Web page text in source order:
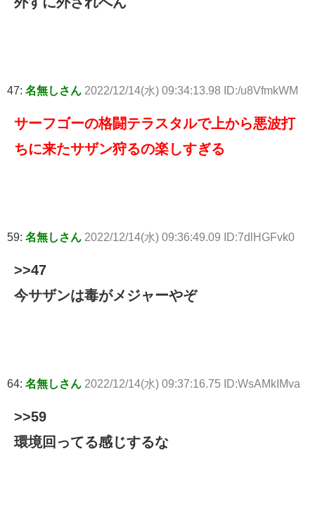
47: 名無しさん 2022/12/14(水) 09:34:13.98 ID:/u8VfmkWM
サーフゴーの格闘テラスタルで上から悪波打
ちに来たサザン狩るの楽しすぎる
59: 名無しさん 2022/12/14(水) 09:36:49.09 ID:7dlHGFvk0
>>47
今サザンは毒がメジャーやぞ
64: 名無しさん 2022/12/14(水) 09:37:16.75 ID:WsAMkIMva
>>59
環境回ってる感じするな